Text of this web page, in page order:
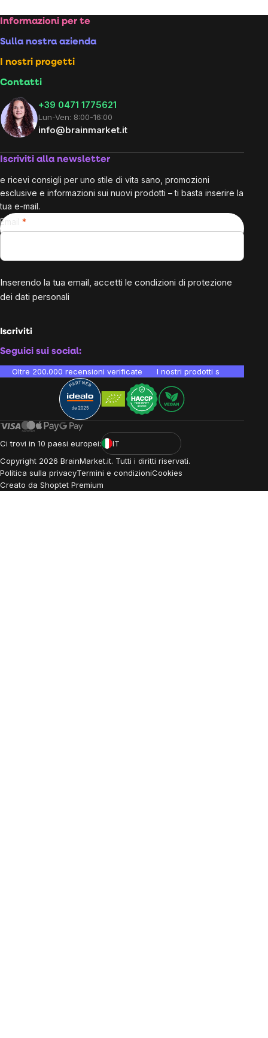
Footer
Informazioni per te
Sulla nostra azienda
I nostri progetti
Contatti
+39 0471 1775621
Lun-Ven: 8:00-16:00
info@brainmarket.it
Iscriviti alla newsletter
e ricevi consigli per uno stile di vita sano, promozioni
esclusive e informazioni sui nuovi prodotti – ti basta inserire la
tua e-mail.
Email
Inserendo la tua email, accetti le condizioni di protezione
dei dati personali
Iscriviti
Seguici sui social:
Oltre 200.000 recensioni verificate I nostri prodotti sono testati
Ci trovi in 10 paesi europei:
IT
Copyright 2026 BrainMarket.it. Tutti i diritti riservati.
Politica sulla privacyTermini e condizioniCookies
Creato da Shoptet Premium